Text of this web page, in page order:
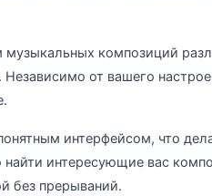
композиций
от вашего
интерфейсом, что
интересующие вас
без прерываний.